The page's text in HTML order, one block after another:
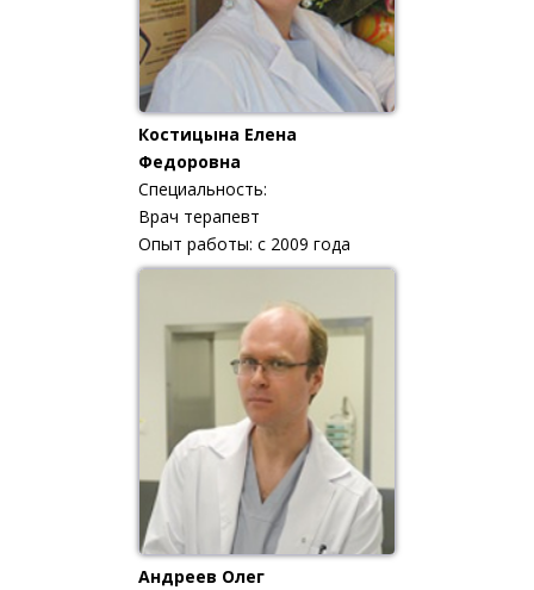
Костицына Елена
Федоровна
Специальность:
Врач терапевт
Опыт работы: с 2009 года
Андреев Олег